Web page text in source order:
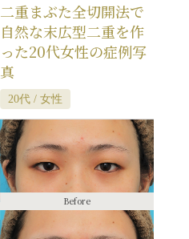
二重まぶた全切開法で
自然な末広型二重を作
った20代女性の症例写
真
20代 / 女性
Before